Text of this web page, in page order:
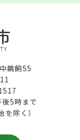
鵜飼55
5時まで
を除く）